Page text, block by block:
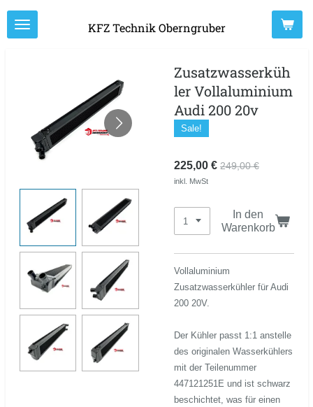
Zum
Hauptinhalt
KFZ Technik Oberngruber
Zusatzwasserküh
ler Vollaluminium
Audi 200 20v
Sale!
225,00 € 249,00 €
inkl. MwSt
In den
Warenkorb
Vollaluminium
Zusatzwasserkühler für Audi
200 20V.
Der Kühler passt 1:1 anstelle
des originalen Wasserkühlers
mit der Teilenummer
447121251E und ist schwarz
beschichtet, was für einen